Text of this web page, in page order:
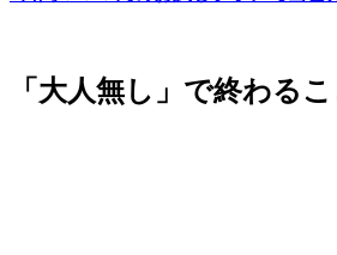
「大人無し」で終わる